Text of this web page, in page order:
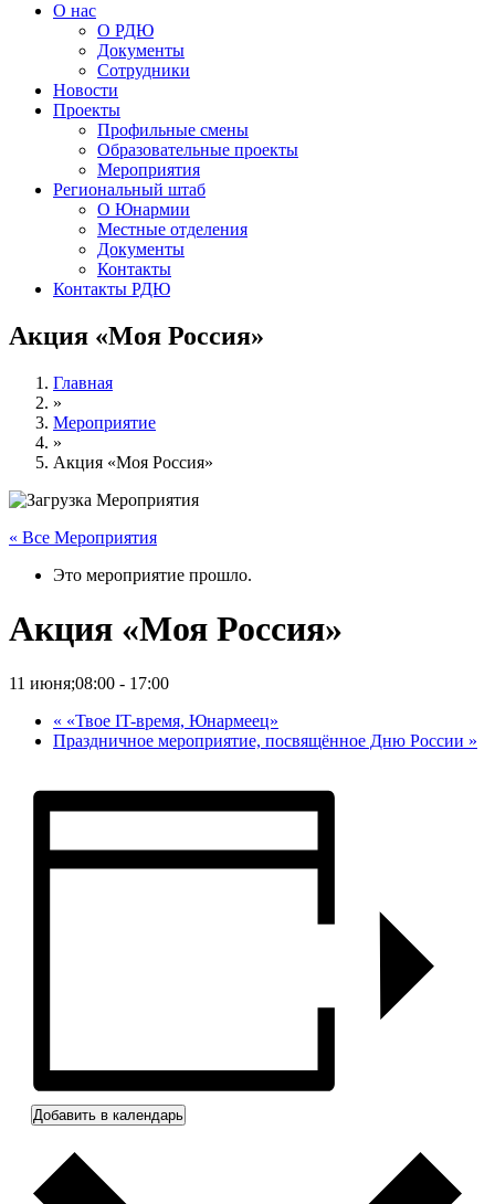
О нас
О РДЮ
Документы
Сотрудники
Новости
Проекты
Профильные смены
Образовательные проекты
Мероприятия
Региональный штаб
О Юнармии
Местные отделения
Документы
Контакты
Контакты РДЮ
Акция «Моя Россия»
Главная
»
Мероприятие
»
Акция «Моя Россия»
« Все Мероприятия
Это мероприятие прошло.
Акция «Моя Россия»
11 июня;08:00 - 17:00
« «Твое IT-время, Юнармеец»
Праздничное мероприятие, посвящённое Дню России »
Добавить в календарь